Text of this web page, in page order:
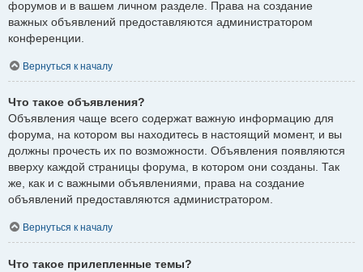
форумов и в вашем личном разделе. Права на создание
важных объявлений предоставляются администратором
конференции.
Вернуться к началу
Что такое объявления?
Объявления чаще всего содержат важную информацию для
форума, на котором вы находитесь в настоящий момент, и вы
должны прочесть их по возможности. Объявления появляются
вверху каждой страницы форума, в котором они созданы. Так
же, как и с важными объявлениями, права на создание
объявлений предоставляются администратором.
Вернуться к началу
Что такое прилепленные темы?